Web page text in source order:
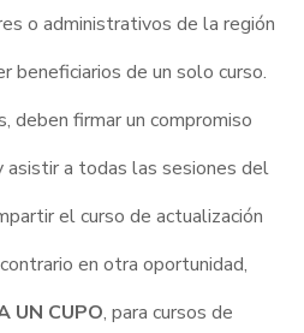
o administrativos de la región
beneficiarios de un solo curso.
deben firmar un compromiso
asistir a todas las sesiones del
el curso de actualización
en otra oportunidad,
UN CUPO, para cursos de